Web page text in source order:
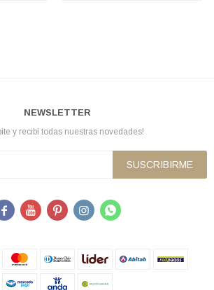
NEWSLETTER
y recibí todas nuestras novedades!
SUSCRIBIRME
    